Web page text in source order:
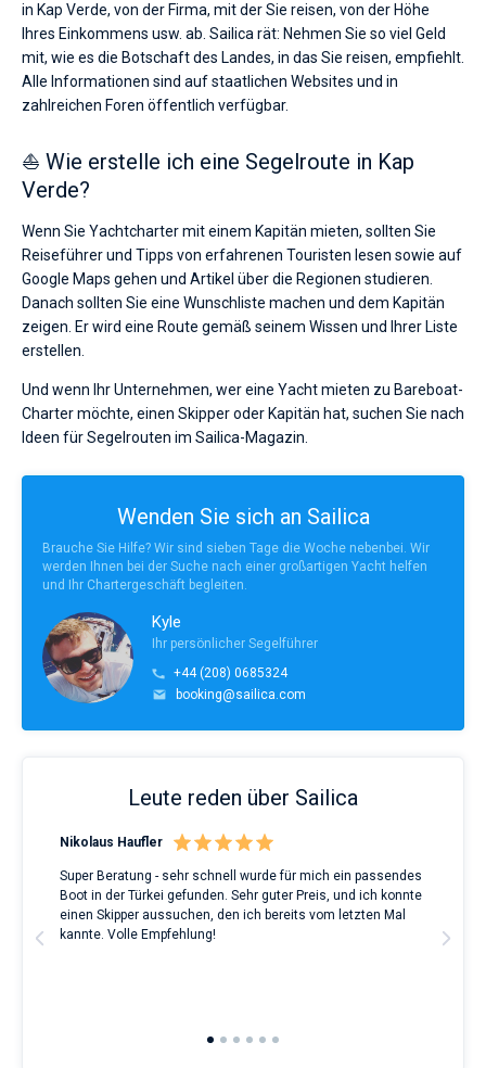
in Kap Verde, von der Firma, mit der Sie reisen, von der Höhe
Ihres Einkommens usw. ab. Sailica rät: Nehmen Sie so viel Geld
mit, wie es die Botschaft des Landes, in das Sie reisen, empfiehlt.
Alle Informationen sind auf staatlichen Websites und in
zahlreichen Foren öffentlich verfügbar.
⛵ Wie erstelle ich eine Segelroute in Kap
Verde?
Wenn Sie Yachtcharter mit einem Kapitän mieten, sollten Sie
Reiseführer und Tipps von erfahrenen Touristen lesen sowie auf
Google Maps gehen und Artikel über die Regionen studieren.
Danach sollten Sie eine Wunschliste machen und dem Kapitän
zeigen. Er wird eine Route gemäß seinem Wissen und Ihrer Liste
erstellen.
Und wenn Ihr Unternehmen, wer eine Yacht mieten zu Bareboat-
Charter möchte, einen Skipper oder Kapitän hat, suchen Sie nach
Ideen für Segelrouten im Sailica-Magazin.
Wenden Sie sich an Sailica
Brauche Sie Hilfe? Wir sind sieben Tage die Woche nebenbei. Wir
werden Ihnen bei der Suche nach einer großartigen Yacht helfen
und Ihr Chartergeschäft begleiten.
Kyle
Ihr persönlicher Segelführer
+44 (208) 0685324
booking@sailica.com
Leute reden über Sailica
Nikolaus Haufler
Super Beratung - sehr schnell wurde für mich ein passendes
Boot in der Türkei gefunden. Sehr guter Preis, und ich konnte
einen Skipper aussuchen, den ich bereits vom letzten Mal
kannte. Volle Empfehlung!